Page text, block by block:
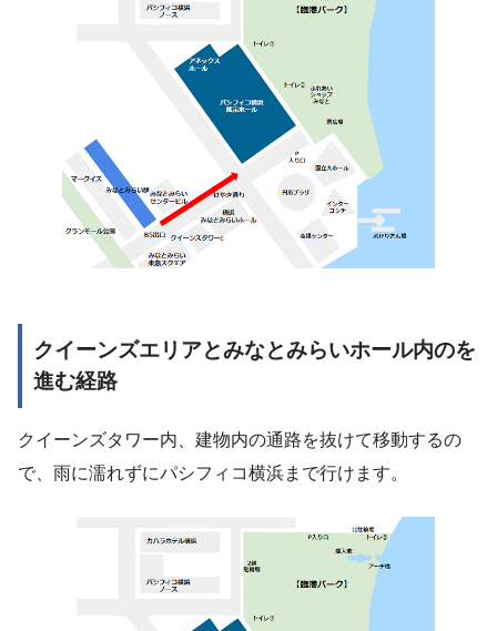
クイーンズエリアとみなとみらいホール内のを
進む経路
クイーンズタワー内、建物内の通路を抜けて移動するの
で、雨に濡れずにパシフィコ横浜まで行けます。